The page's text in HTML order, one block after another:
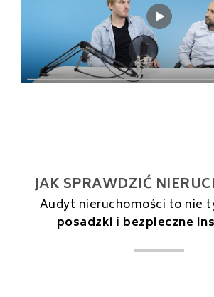
JAK SPRAWDZIĆ
Audyt nieruchomości to nie
posadzki i bezpieczne